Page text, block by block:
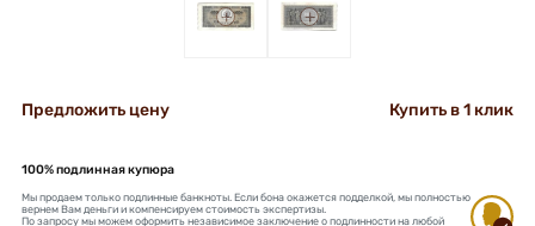
+ +
Предложить цену Купить в 1 клик
100% подлинная купюра
Мы продаем только подлинные банкноты. Если бона окажется подделкой, мы полностью
вернем Вам деньги и компенсируем стоимость экспертизы.
По запросу мы можем оформить независимое заключение о подлинности на любой